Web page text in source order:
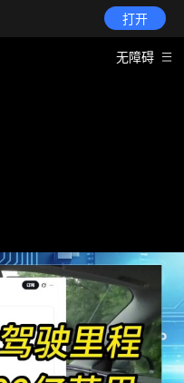
打开
无障碍